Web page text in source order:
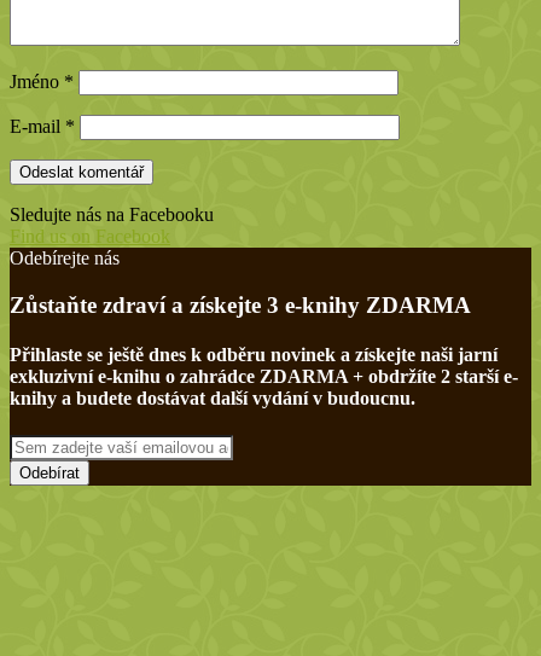
Jméno *
E-mail *
Sledujte nás na Facebooku
Find us on Facebook
Odebírejte nás
Zůstaňte zdraví a získejte 3 e-knihy ZDARMA
Přihlaste se ještě dnes k odběru novinek a získejte naši jarní
exkluzivní e-knihu o zahrádce ZDARMA + obdržíte 2 starší e-
knihy a budete dostávat další vydání v budoucnu.
Sem
zadejte
vaší